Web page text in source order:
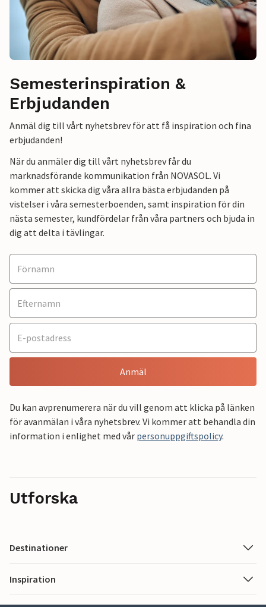
Semesterinspiration &
Erbjudanden
Anmäl dig till vårt nyhetsbrev för att få inspiration och fina
erbjudanden!
När du anmäler dig till vårt nyhetsbrev får du
marknadsförande kommunikation från NOVASOL. Vi
kommer att skicka dig våra allra bästa erbjudanden på
vistelser i våra semesterboenden, samt inspiration för din
nästa semester, kundfördelar från våra partners och bjuda in
dig att delta i tävlingar.
Anmäl
Du kan avprenumerera när du vill genom att klicka på länken
för avanmälan i våra nyhetsbrev. Vi kommer att behandla din
information i enlighet med vår personuppgiftspolicy.
Utforska
Destinationer
Inspiration